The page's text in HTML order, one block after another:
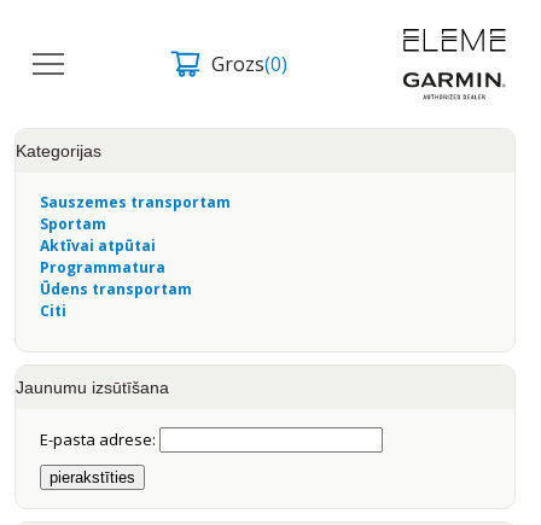
Grozs(0)
Kategorijas
Sauszemes transportam
Sportam
Aktīvai atpūtai
Programmatura
Ūdens transportam
Citi
Jaunumu izsūtīšana
E-pasta adrese: